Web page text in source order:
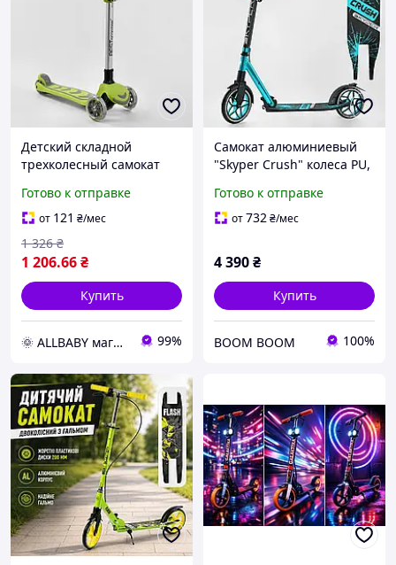
Детский складной
трехколесный самокат
алюминиевый руль
высотой от 69 до 79 см,
Зеленый
Готово к отправке
от 121 ₴/мес
1 206.66₴
1 326 ₴
Купить
🌞 ALLBABY магазин товаров для детей 99%
Самокат алюминиевый
"Skyper Crush" колеса PU,
передних колес - 230мм,
d задних колес 200мм
Готово к отправке
от732₴/мес
4 390₴
Купить
BOOM BOOM 100%